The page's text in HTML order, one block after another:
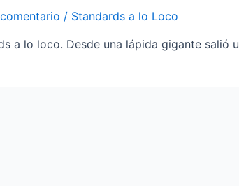
/ Standards a lo Loco
a lo loco. Desde una lápida gigante salió